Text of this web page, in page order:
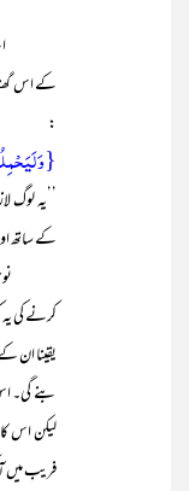
اب
کے اس
:
{وَ
’’یہ
کے ساتھ
کرنے کی
یقینا ان
بنے گی۔
لیکن اس
فریب میں